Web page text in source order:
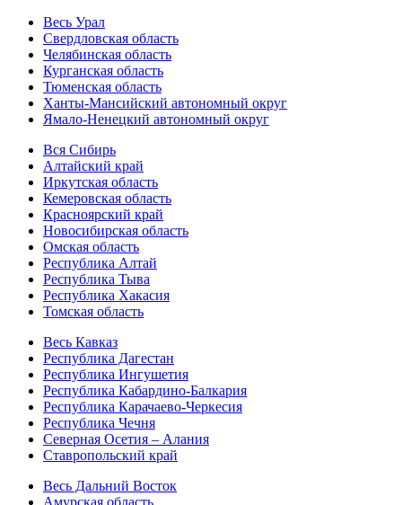
Весь Урал
Свердловская область
Челябинская область
Курганская область
Тюменская область
Ханты-Мансийский автономный округ
Ямало-Ненецкий автономный округ
Вся Сибирь
Алтайский край
Иркутская область
Кемеровская область
Красноярский край
Новосибирская область
Омская область
Республика Алтай
Республика Тыва
Республика Хакасия
Томская область
Весь Кавказ
Республика Дагестан
Республика Ингушетия
Республика Кабардино-Балкария
Республика Карачаево-Черкесия
Республика Чечня
Северная Осетия – Алания
Ставропольский край
Весь Дальний Восток
Амурская область